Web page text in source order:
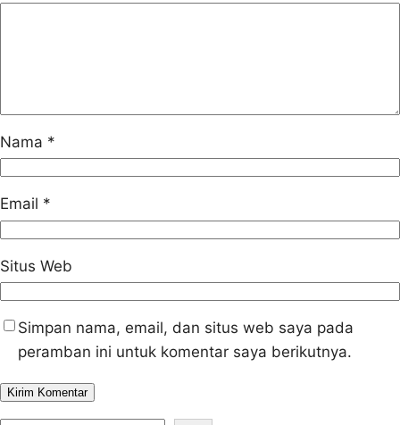
Nama *
Email *
Situs Web
Simpan nama, email, dan situs web saya pada
peramban ini untuk komentar saya berikutnya.